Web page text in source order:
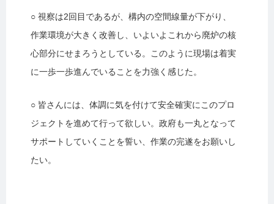
○ 視察は2回目であるが、構内の空間線量が下がり、
作業環境が大きく改善し、いよいよこれから廃炉の核
心部分にせまろうとしている。このように現場は着実
に一歩一歩進んでいることを力強く感じた。
○ 皆さんには、体調に気を付けて安全確実にこのプロ
ジェクトを進めて行って欲しい。政府も一丸となって
サポートしていくことを誓い、作業の完遂をお願いし
たい。